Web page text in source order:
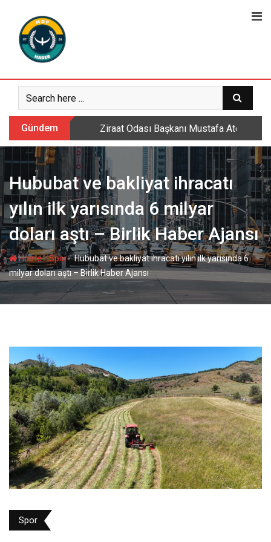
content
Gündem Ziraat Odası Başkanı Mustafa Ateş:
Hububat ve bakliyat ihracatı
yılın ilk yarısında 6 milyar
doları aştı – Birlik Haber Ajansı
Home-Spor-Hububat ve bakliyat ihracatı yılın ilk yarısında 6
milyar doları aştı – Birlik Haber Ajansı
Spor